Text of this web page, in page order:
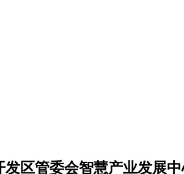
区管委会智慧产业发展